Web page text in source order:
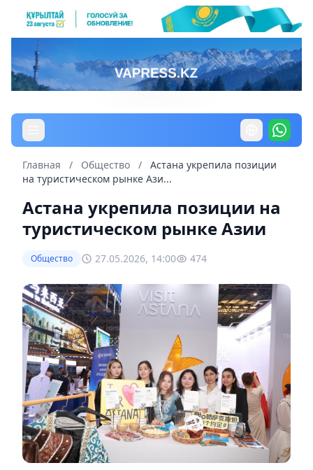
Главная / Общество /
Астана укрепила позиции
на туристическом рынке Ази...
Астана укрепила позиции на
туристическом рынке Азии
Общество 27.05.2026, 14:00 474